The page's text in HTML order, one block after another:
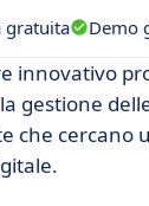
gratuita Demo
innovativo
gestione
che cercano